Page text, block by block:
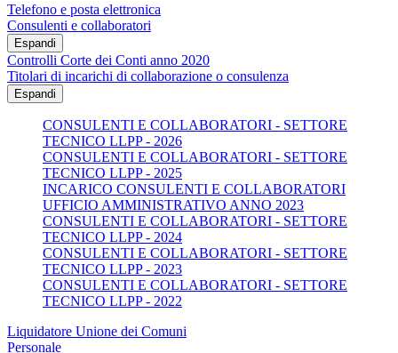
Telefono e posta elettronica
Consulenti e collaboratori
Espandi
Controlli Corte dei Conti anno 2020
Titolari di incarichi di collaborazione o consulenza
Espandi
CONSULENTI E COLLABORATORI - SETTORE
TECNICO LLPP - 2026
CONSULENTI E COLLABORATORI - SETTORE
TECNICO LLPP - 2025
INCARICO CONSULENTI E COLLABORATORI
UFFICIO AMMINISTRATIVO ANNO 2023
CONSULENTI E COLLABORATORI - SETTORE
TECNICO LLPP - 2024
CONSULENTI E COLLABORATORI - SETTORE
TECNICO LLPP - 2023
CONSULENTI E COLLABORATORI - SETTORE
TECNICO LLPP - 2022
Liquidatore Unione dei Comuni
Personale